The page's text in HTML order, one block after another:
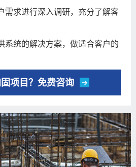
需求进行深入调研，充分了解客
系统的解决方案，做适合客户的
项目？免费咨询